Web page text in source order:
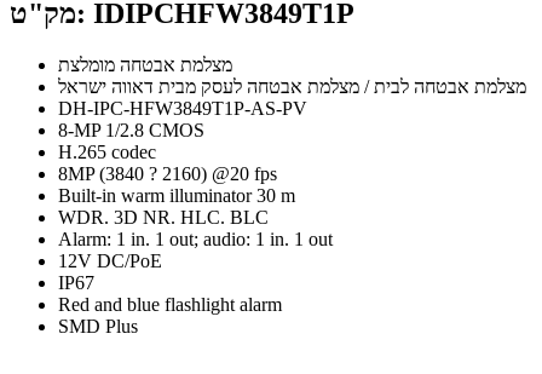
מק"ט: IDIPCHFW3849T1P
DH-IPC-HFW3849T1P-AS-PV
8-MP 1/2.8 CMOS
H.265 codec
8MP (3840 ? 2160) @20 fps
Built-in warm illuminator 30 m
WDR. 3D NR. HLC. BLC
Alarm: 1 in. 1 out; audio: 1 in. 1 out
12V DC/PoE
IP67
Red and blue flashlight alarm
SMD Plus